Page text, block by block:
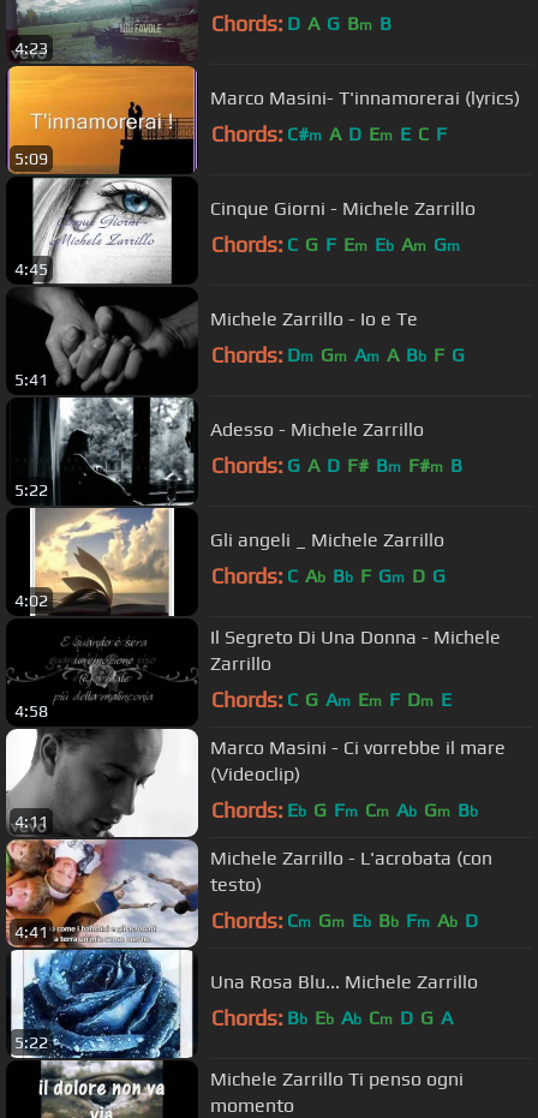
4:23
Chords: D A G Bm B
5:09
Marco Masini- T'innamorerai (lyrics)
Chords: C#m A D Em E C F
4:45
Cinque Giorni - Michele Zarrillo
Chords: C G F Em Eb Am Gm
5:41
Michele Zarrillo - Io e Te
Chords: Dm Gm Am A Bb F G
5:22
Adesso - Michele Zarrillo
Chords: G A D F# Bm F#m B
4:02
Gli angeli _ Michele Zarrillo
Chords: C Ab Bb F Gm D G
4:58
Il Segreto Di Una Donna - Michele
Zarrillo
Chords: C G Am Em F Dm E
4:11
Marco Masini - Ci vorrebbe il mare
(Videoclip)
Chords: Eb G Fm Cm Ab Gm Bb
4:41
Michele Zarrillo - L'acrobata (con
testo)
Chords: Cm Gm Eb Bb Fm Ab D
5:22
Una Rosa Blu... Michele Zarrillo
Chords: Bb Eb Ab Cm D G A
Michele Zarrillo Ti penso ogni
momento